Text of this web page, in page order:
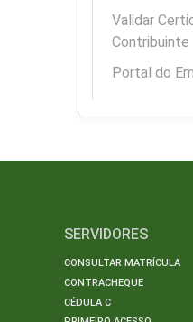
Validar
Contribuinte
Portal do
SERVIDORES
CONSULTAR MATRÍCULA
CONTRACHEQUE
CÉDULA C